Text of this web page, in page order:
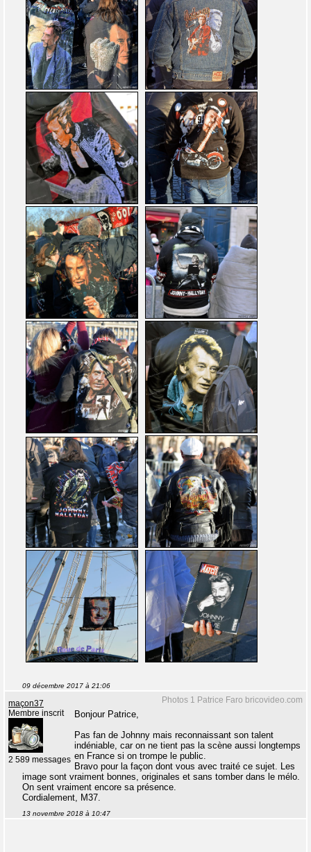
09 décembre 2017 à 21:06
Photos 1 Patrice Faro bricovideo.com
maçon37
Membre inscrit
2 589 messages
Bonjour Patrice,
Pas fan de Johnny mais reconnaissant son talent
indéniable, car on ne tient pas la scène aussi longtemps
en France si on trompe le public.
Bravo pour la façon dont vous avec traité ce sujet. Les
image sont vraiment bonnes, originales et sans tomber dans le mélo.
On sent vraiment encore sa présence.
Cordialement, M37.
13 novembre 2018 à 10:47